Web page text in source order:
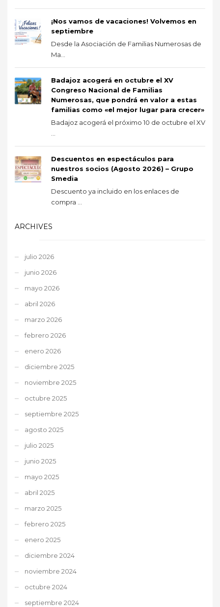
¡Nos vamos de vacaciones! Volvemos en
septiembre
Desde la Asociación de Familias Numerosas de
Ma...
Badajoz acogerá en octubre el XV
Congreso Nacional de Familias
Numerosas, que pondrá en valor a estas
familias como «el mejor lugar para crecer»
Badajoz acogerá el próximo 10 de octubre el XV
Descuentos en espectáculos para
nuestros socios (Agosto 2026) – Grupo
Smedia
Descuento ya incluido en los enlaces de
compra ...
ARCHIVES
julio 2026
junio 2026
mayo 2026
abril 2026
marzo 2026
febrero 2026
enero 2026
diciembre 2025
noviembre 2025
octubre 2025
septiembre 2025
agosto 2025
julio 2025
junio 2025
mayo 2025
abril 2025
marzo 2025
febrero 2025
enero 2025
diciembre 2024
noviembre 2024
octubre 2024
septiembre 2024